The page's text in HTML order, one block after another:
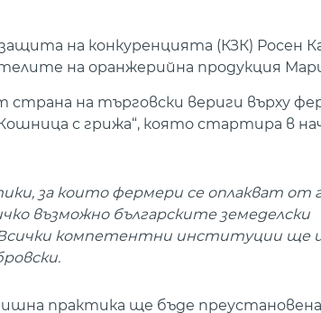
на конкуренцията (КЗК) Росен
на оранжерийна продукция
страна на търговски вериги върху
с грижа“, която стартира в
за които фермери се оплакват от
възможно българските земеделски
компетентни институции ще
практика ще бъде